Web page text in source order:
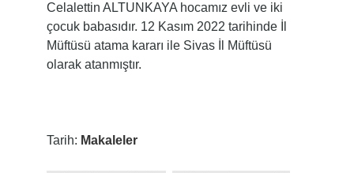
Celalettin ALTUNKAYA hocamız evli ve iki
çocuk babasıdır. 12 Kasım 2022 tarihinde İl
Müftüsü atama kararı ile Sivas İl Müftüsü
olarak atanmıştır.
Tarih: Makaleler